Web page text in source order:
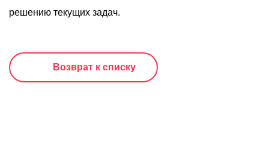
решению текущих задач.
Возврат к списку